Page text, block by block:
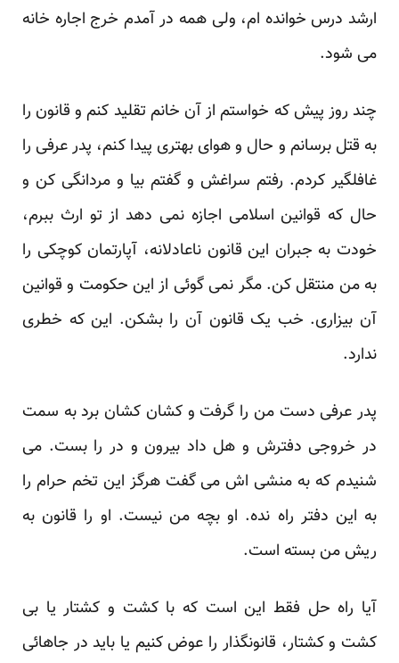
ارشد درس خوانده ام، ولی همه در آمدم خرج اجاره خانه
می شود.
چند روز پیش که خواستم از آن خانم تقلید کنم و قانون را
به قتل برسانم و حال و هوای بهتری پیدا کنم، پدر عرفی را
غافلگیر کردم. رفتم سراغش و گفتم بیا و مردانگی کن و
حال که قوانین اسلامی اجازه نمی دهد از تو ارث ببرم،
خودت به جبران این قانون ناعادلانه، آپارتمان کوچکی را
به من منتقل کن. مگر نمی گوئی از این حکومت و قوانین
آن بیزاری. خب یک قانون آن را بشکن. این که خطری
ندارد.
پدر عرفی دست من را گرفت و کشان کشان برد به سمت
در خروجی دفترش و هل داد بیرون و در را بست. می
شنیدم که به منشی اش می گفت هرگز این تخم حرام را
به این دفتر راه نده. او بچه من نیست. او را قانون به
ریش من بسته است.
آیا راه حل فقط این است که با کشت و کشتار یا بی
کشت و کشتار، قانونگذار را عوض کنیم یا باید در جاهائی